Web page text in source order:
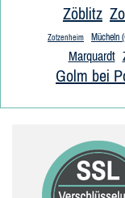
Zöblitz
Zotzenheim Mücheln
Marquardt
Golm bei